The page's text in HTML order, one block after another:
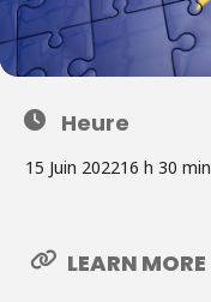
Heure
15 Juin 202216 h 30 min
LEARN MORE